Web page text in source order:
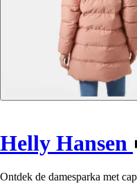
Helly Hansen
Ontdek de damesparka met